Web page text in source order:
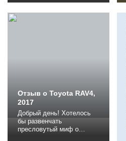
упрекают в том, что
слишком рано написал
Отзыв о Toyota RAV4,
2017
Добрый день! Хотелось
бы развенчать
пресловутый миф о